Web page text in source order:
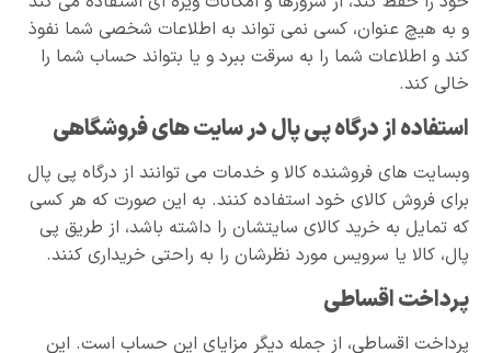
و به هیچ عنوان، کسی نمی تواند به اطلاعات شخصی شما نفوذ
کند و اطلاعات شما را به سرقت ببرد و یا بتواند حساب شما را
خالی کند.
استفاده از درگاه پی پال در سایت های فروشگاهی
وبسایت های فروشنده کالا و خدمات می توانند از درگاه پی پال
برای فروش کالای خود استفاده کنند. به این صورت که هر کسی
که تمایل به خرید کالای سایتشان را داشته باشد، از طریق پی
پال، کالا یا سرویس مورد نظرشان را به راحتی خریداری کنند.
پرداخت اقساطی
پرداخت اقساطی، از جمله دیگر مزایای این حساب است. این